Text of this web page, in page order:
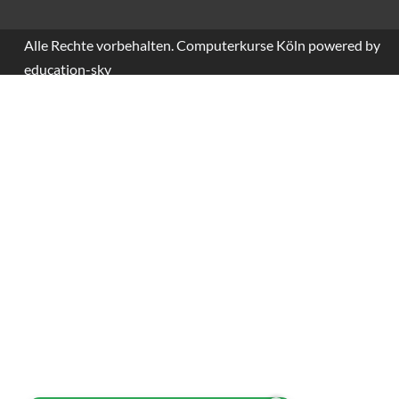
Alle Rechte vorbehalten. Computerkurse Köln powered by
education-sky